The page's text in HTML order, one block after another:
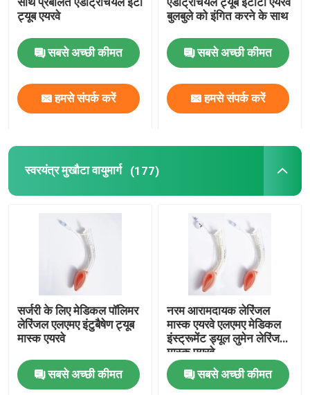
ऑरोफरीन्जियल एयरवे ट्यूब
एनेस्थेसिया डिस्पोजेबल
एंडोट्रैकियल ट्यूब के घटक
OEM कैथेटर
ट्यूब एयरवे
सबसे अच्छी कीमत
हमसे संपर्क करें
बुलबुले को इंगित करने के साथ
सबसे अच्छी कीमत
हमसे संपर्क करें
स्वरयंत्र मुखौटा वायुमार्ग (177)
सर्जरी के लिए मेडिकल पॉलिमर
लेरिंजल एलएमए इंटुबैषेण ट्यूब
मास्क एयरवे
सबसे अच्छी कीमत
नरम आरामदायक लेरिंजल
मास्क एयरवे एलएमए मेडिकल
इंस्ट्रूमेंट ड्यूल लुमेन लेरिंजल
मास्क एयरवे
सबसे अच्छी कीमत